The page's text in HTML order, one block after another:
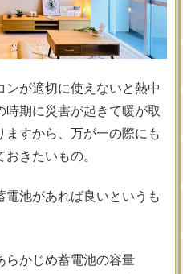
が適切に使えないと熱中
期に災害が起きて暖が取
ますから、万が一の際にも
きたいもの。
電池があれば良いというも
らかじめ蓄電池の容量